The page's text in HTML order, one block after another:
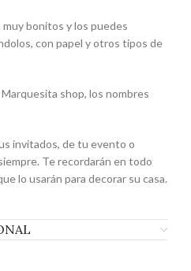
bonitos y los puedes
con papel y otros tipos de
shop, los nombres
invitados, de tu evento o
Te recordarán en todo
lo usarán para decorar su casa.